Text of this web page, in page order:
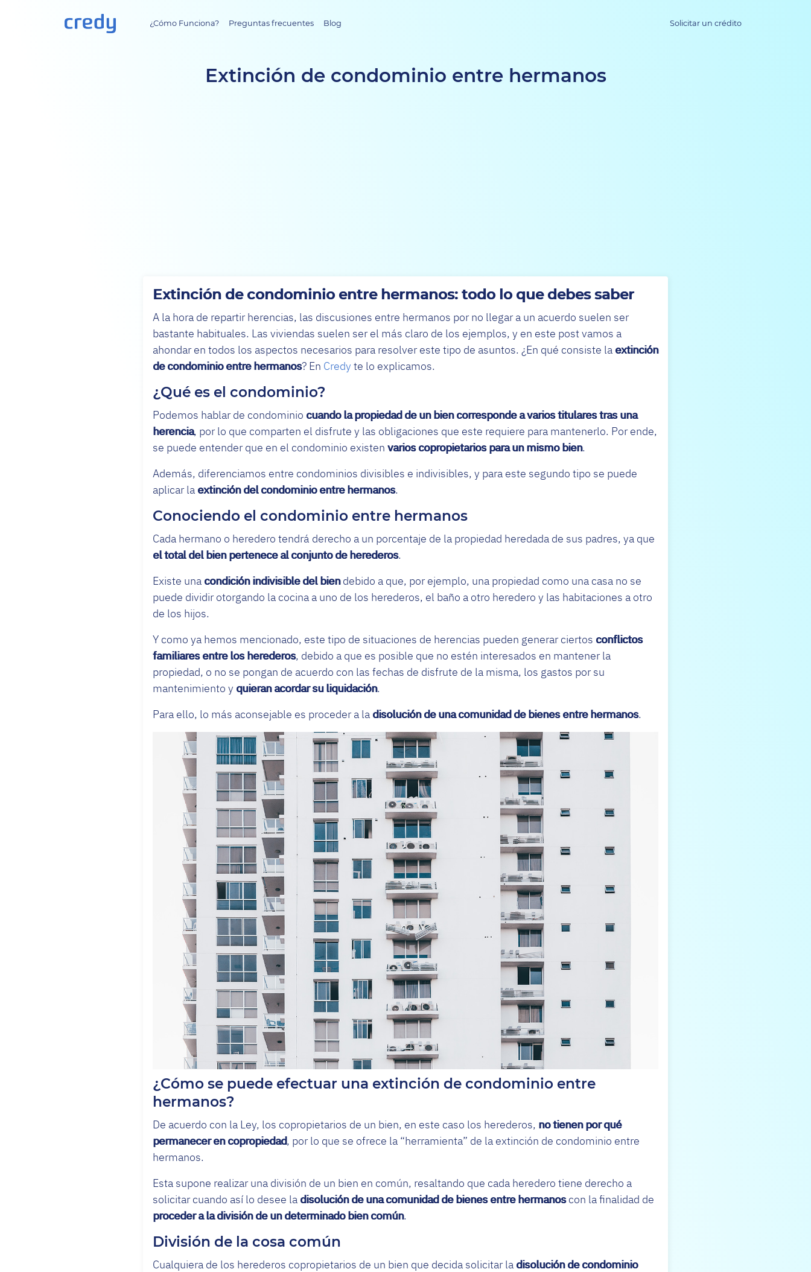
¿Cómo Funciona? Preguntas frecuentes Blog Solicitar un crédito
Extinción de condominio entre hermanos
Extinción de condominio entre hermanos: todo lo que debes saber
A la hora de repartir herencias, las discusiones entre hermanos por no llegar a un acuerdo suelen ser
bastante habituales. Las viviendas suelen ser el más claro de los ejemplos, y en este post vamos a
ahondar en todos los aspectos necesarios para resolver este tipo de asuntos. ¿En qué consiste la extinción
de condominio entre hermanos? En Credy te lo explicamos.
¿Qué es el condominio?
Podemos hablar de condominio cuando la propiedad de un bien corresponde a varios titulares tras una
herencia, por lo que comparten el disfrute y las obligaciones que este requiere para mantenerlo. Por ende,
se puede entender que en el condominio existen varios copropietarios para un mismo bien.
Además, diferenciamos entre condominios divisibles e indivisibles, y para este segundo tipo se puede
aplicar la extinción del condominio entre hermanos.
Conociendo el condominio entre hermanos
Cada hermano o heredero tendrá derecho a un porcentaje de la propiedad heredada de sus padres, ya que
el total del bien pertenece al conjunto de herederos.
Existe una condición indivisible del biendebido a que, por ejemplo, una propiedad como una casa no se
puede dividir otorgando la cocina a uno de los herederos, el baño a otro heredero y las habitaciones a otro
de los hijos.
Y como ya hemos mencionado, este tipo de situaciones de herencias pueden generar ciertos conflictos
familiares entre los herederos, debido a que es posible que no estén interesados en mantener la
propiedad, o no se pongan de acuerdo con las fechas de disfrute de la misma, los gastos por su
mantenimiento y quieran acordar su liquidación.
Para ello, lo más aconsejable es proceder a la disolución de una comunidad de bienes entre hermanos.
¿Cómo se puede efectuar una extinción de condominio entre
hermanos?
De acuerdo con la Ley, los copropietarios de un bien, en este caso los herederos, no tienen por qué
permanecer en copropiedad, por lo que se ofrece la “herramienta” de la extinción de condominio entre
hermanos.
Esta supone realizar una división de un bien en común, resaltando que cada heredero tiene derecho a
solicitar cuando así lo desee la disolución de una comunidad de bienes entre hermanoscon la finalidad de
proceder a la división de un determinado bien común.
División de la cosa común
Cualquiera de los herederos copropietarios de un bien que decida solicitar la disolución de condominio